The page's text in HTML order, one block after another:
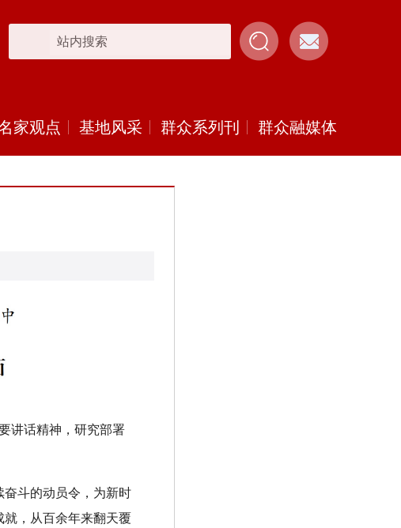
家观点 基地风采 群众系列刊 群众融媒体
讲话精神，研究部署
斗的动员令，为新时
，从百余年来翻天覆